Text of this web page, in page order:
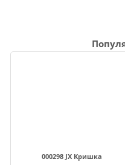
000298 JX Кришка